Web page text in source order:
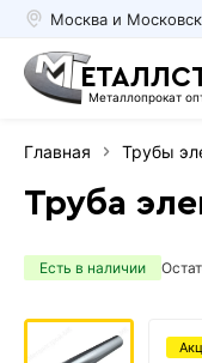
Москва и
Металлопрокат
Главная Трубы
Труба
Есть в наличии